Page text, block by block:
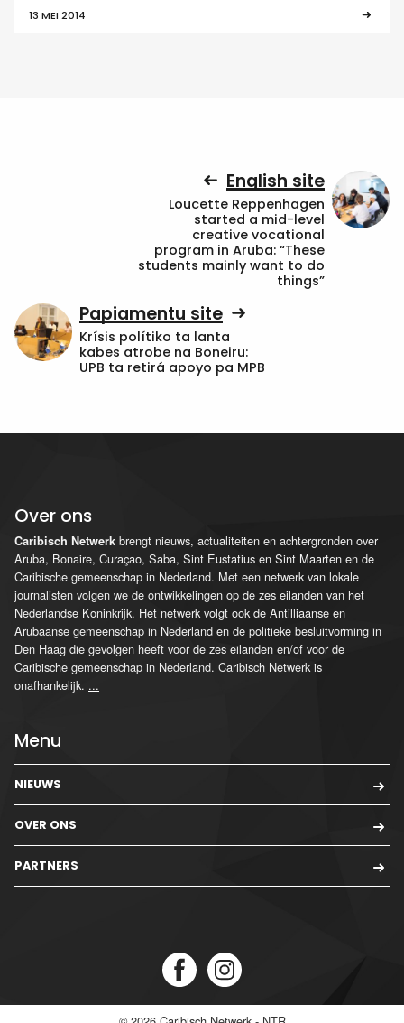
13 MEI 2014
English site
Loucette Reppenhagen
started a mid-level
creative vocational
program in Aruba: “These
students mainly want to do
things”
Papiamentu site
Krísis polítiko ta lanta
kabes atrobe na Boneiru:
UPB ta retirá apoyo pa MPB
Over ons
Caribisch Netwerk brengt nieuws, actualiteiten en achtergronden over
Aruba, Bonaire, Curaçao, Saba, Sint Eustatius en Sint Maarten en de
Caribische gemeenschap in Nederland. Met een netwerk van lokale
journalisten volgen we de ontwikkelingen op de zes eilanden van het
Nederlandse Koninkrijk. Het netwerk volgt ook de Antilliaanse en
Arubaanse gemeenschap in Nederland en de politieke besluitvorming in
Den Haag die gevolgen heeft voor de zes eilanden en/of voor de
Caribische gemeenschap in Nederland. Caribisch Netwerk is
onafhankelijk. ...
Menu
NIEUWS
OVER ONS
PARTNERS